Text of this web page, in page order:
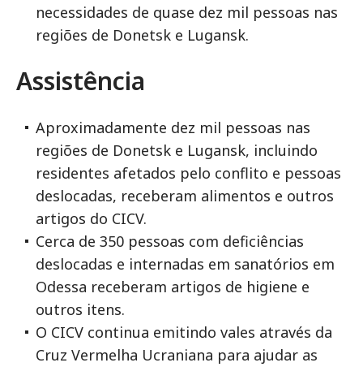
necessidades de quase dez mil pessoas nas
regiões de Donetsk e Lugansk.
Assistência
Aproximadamente dez mil pessoas nas
regiões de Donetsk e Lugansk, incluindo
residentes afetados pelo conflito e pessoas
deslocadas, receberam alimentos e outros
artigos do CICV.
Cerca de 350 pessoas com deficiências
deslocadas e internadas em sanatórios em
Odessa receberam artigos de higiene e
outros itens.
O CICV continua emitindo vales através da
Cruz Vermelha Ucraniana para ajudar as